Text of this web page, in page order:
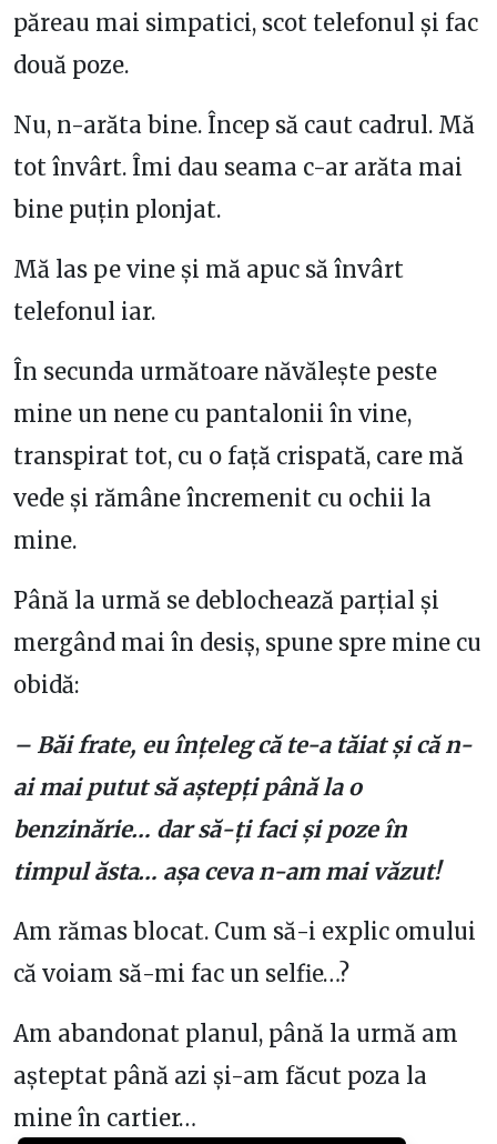
păreau mai simpatici, scot telefonul și fac
două poze.
Nu, n-arăta bine. Încep să caut cadrul. Mă
tot învârt. Îmi dau seama c-ar arăta mai
bine puțin plonjat.
Mă las pe vine și mă apuc să învârt
telefonul iar.
În secunda următoare năvălește peste
mine un nene cu pantalonii în vine,
transpirat tot, cu o față crispată, care mă
vede și rămâne încremenit cu ochii la
mine.
Până la urmă se deblochează parțial și
mergând mai în desiș, spune spre mine cu
obidă:
– Băi frate, eu înțeleg că te-a tăiat și că n-
ai mai putut să aștepți până la o
benzinărie… dar să-ți faci și poze în
timpul ăsta… așa ceva n-am mai văzut!
Am rămas blocat. Cum să-i explic omului
că voiam să-mi fac un selfie…?
Am abandonat planul, până la urmă am
așteptat până azi și-am făcut poza la
mine în cartier…